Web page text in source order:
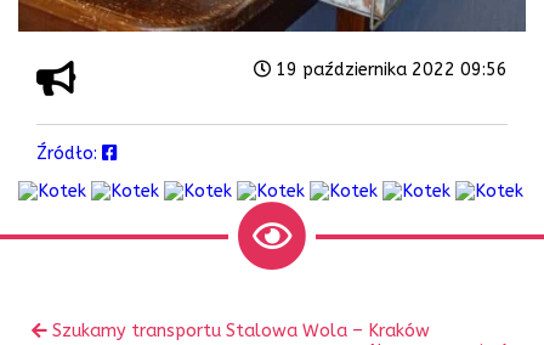
19 października 2022 09:56
Źródło:
Poprzedni
Szukamy transportu Stalowa Wola – Kraków